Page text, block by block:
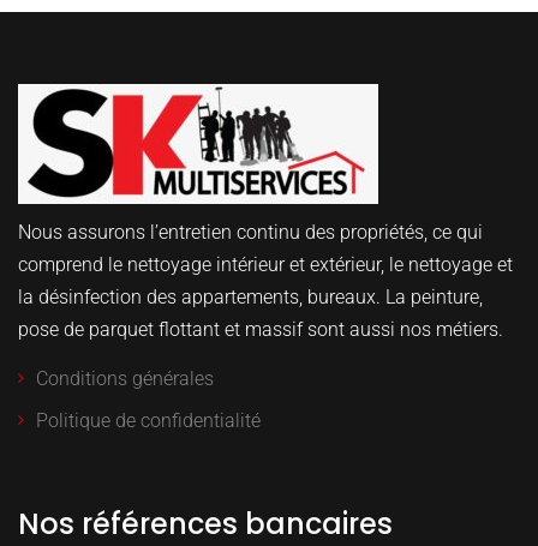
Nous assurons l’entretien continu des propriétés, ce qui
comprend le nettoyage intérieur et extérieur, le nettoyage et
la désinfection des appartements, bureaux. La peinture,
pose de parquet flottant et massif sont aussi nos métiers.
Conditions générales
Politique de confidentialité
Nos références bancaires